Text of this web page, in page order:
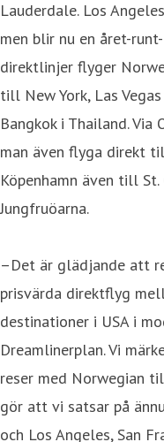
Lauderdale. Los
men blir nu en året-
direktlinjer flyger
till New York, Las
Bangkok i Thailand. Via
man även flyga direkt
Köpenhamn även till St.
Jungfruöarna.
–Det är glädjande att
prisvärda direktflyg
destinationer i USA i
Dreamlinerplan. Vi
reser med Norwegian
gör att vi satsar på
och Los Angeles, San